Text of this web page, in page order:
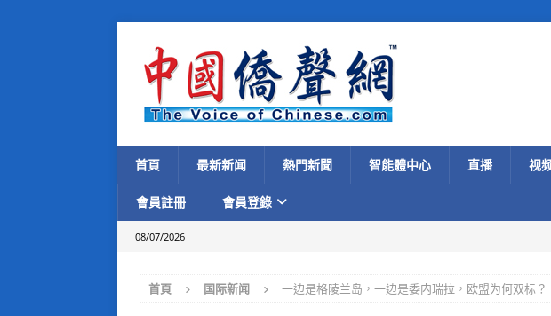
首頁 最新新闻 熱門新聞 智能體中心 直播 视
會員註冊 會員登錄
08/07/2026
首頁 国际新闻 一边是格陵兰岛，一边是委内瑞拉，欧盟为何双标？